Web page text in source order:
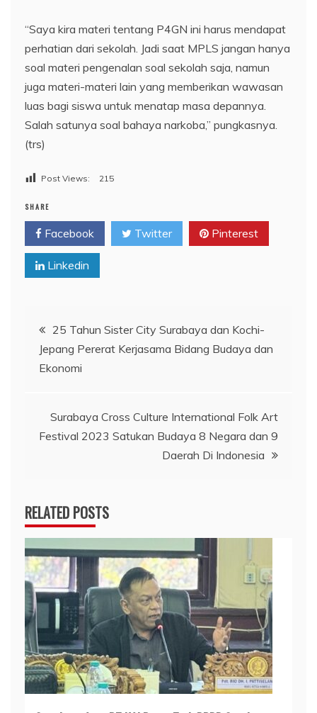
“Saya kira materi tentang P4GN ini harus mendapat
perhatian dari sekolah. Jadi saat MPLS jangan hanya
soal materi pengenalan soal sekolah saja, namun
juga materi-materi lain yang memberikan wawasan
luas bagi siswa untuk menatap masa depannya.
Salah satunya soal bahaya narkoba,” pungkasnya.
(trs)
Post Views: 215
SHARE
Facebook Twitter Pinterest
Linkedin
Navigasi
pos
25 Tahun Sister City Surabaya dan Kochi-
Jepang Pererat Kerjasama Bidang Budaya dan
Ekonomi
Surabaya Cross Culture International Folk Art
Festival 2023 Satukan Budaya 8 Negara dan 9
Daerah Di Indonesia
RELATED POSTS